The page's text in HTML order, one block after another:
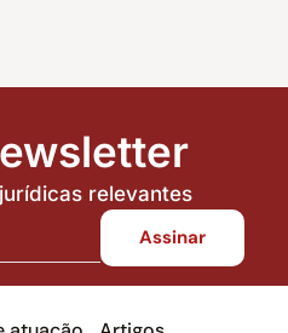
relevantes